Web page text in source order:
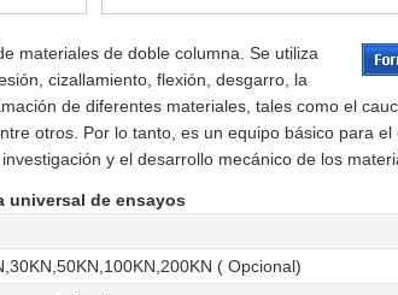
materiales de doble columna. Se utiliza
cizallamiento, flexión, desgarro, la
de diferentes materiales, tales como el
otros. Por lo tanto, es un equipo básico para el
y el desarrollo mecánico de los
universal de ensayos
( Opcional)